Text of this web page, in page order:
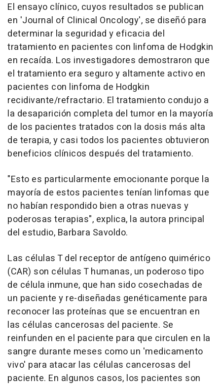
El ensayo clínico, cuyos resultados se publican
en 'Journal of Clinical Oncology', se diseñó para
determinar la seguridad y eficacia del
tratamiento en pacientes con linfoma de Hodgkin
en recaída. Los investigadores demostraron que
el tratamiento era seguro y altamente activo en
pacientes con linfoma de Hodgkin
recidivante/refractario. El tratamiento condujo a
la desaparición completa del tumor en la mayoría
de los pacientes tratados con la dosis más alta
de terapia, y casi todos los pacientes obtuvieron
beneficios clínicos después del tratamiento.
"Esto es particularmente emocionante porque la
mayoría de estos pacientes tenían linfomas que
no habían respondido bien a otras nuevas y
poderosas terapias", explica, la autora principal
del estudio, Barbara Savoldo.
Las células T del receptor de antígeno quimérico
(CAR) son células T humanas, un poderoso tipo
de célula inmune, que han sido cosechadas de
un paciente y re-diseñadas genéticamente para
reconocer las proteínas que se encuentran en
las células cancerosas del paciente. Se
reinfunden en el paciente para que circulen en la
sangre durante meses como un 'medicamento
vivo' para atacar las células cancerosas del
paciente. En algunos casos, los pacientes son